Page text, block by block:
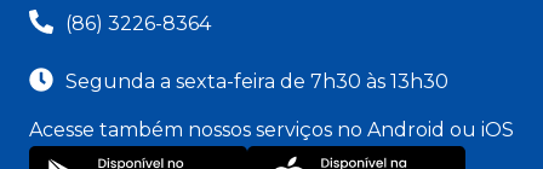
(86) 3226-8364
Segunda a sexta-feira de 7h30 às 13h30
Acesse também nossos serviços no Android ou iOS